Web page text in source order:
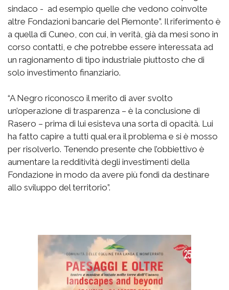
sindaco - ad esempio quelle che vedono coinvolte
altre Fondazioni bancarie del Piemonte”. Il riferimento è
a quella di Cuneo, con cui, in verità, già da mesi sono in
corso contatti, e che potrebbe essere interessata ad
un ragionamento di tipo industriale piuttosto che di
solo investimento finanziario.
“A Negro riconosco il merito di aver svolto
un’operazione di trasparenza – è la conclusione di
Rasero – prima di lui esisteva una sorta di opacità. Lui
ha fatto capire a tutti qual era il problema e si è mosso
per risolverlo. Tenendo presente che l’obbiettivo è
aumentare la redditività degli investimenti della
Fondazione in modo da avere più fondi da destinare
allo sviluppo del territorio”.